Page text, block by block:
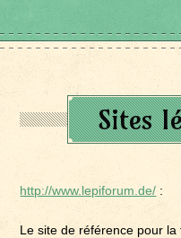
Sites
http://www.lepiforum.de/ :
Le site de référence pour